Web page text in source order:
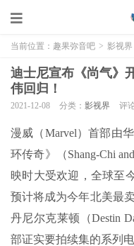
当前位置： 趣果弥音吧 > 影视界
迪士尼宣布《尚气》
伟回归！
2021-12-08 分类： 影视界 评
漫威（Marvel）首部由
环传奇》（Shang-Chi
映时大受欢迎，全球至
预计将成为今年北美最
丹尼尔克莱顿（Destin
部证实要拍续集的系列电